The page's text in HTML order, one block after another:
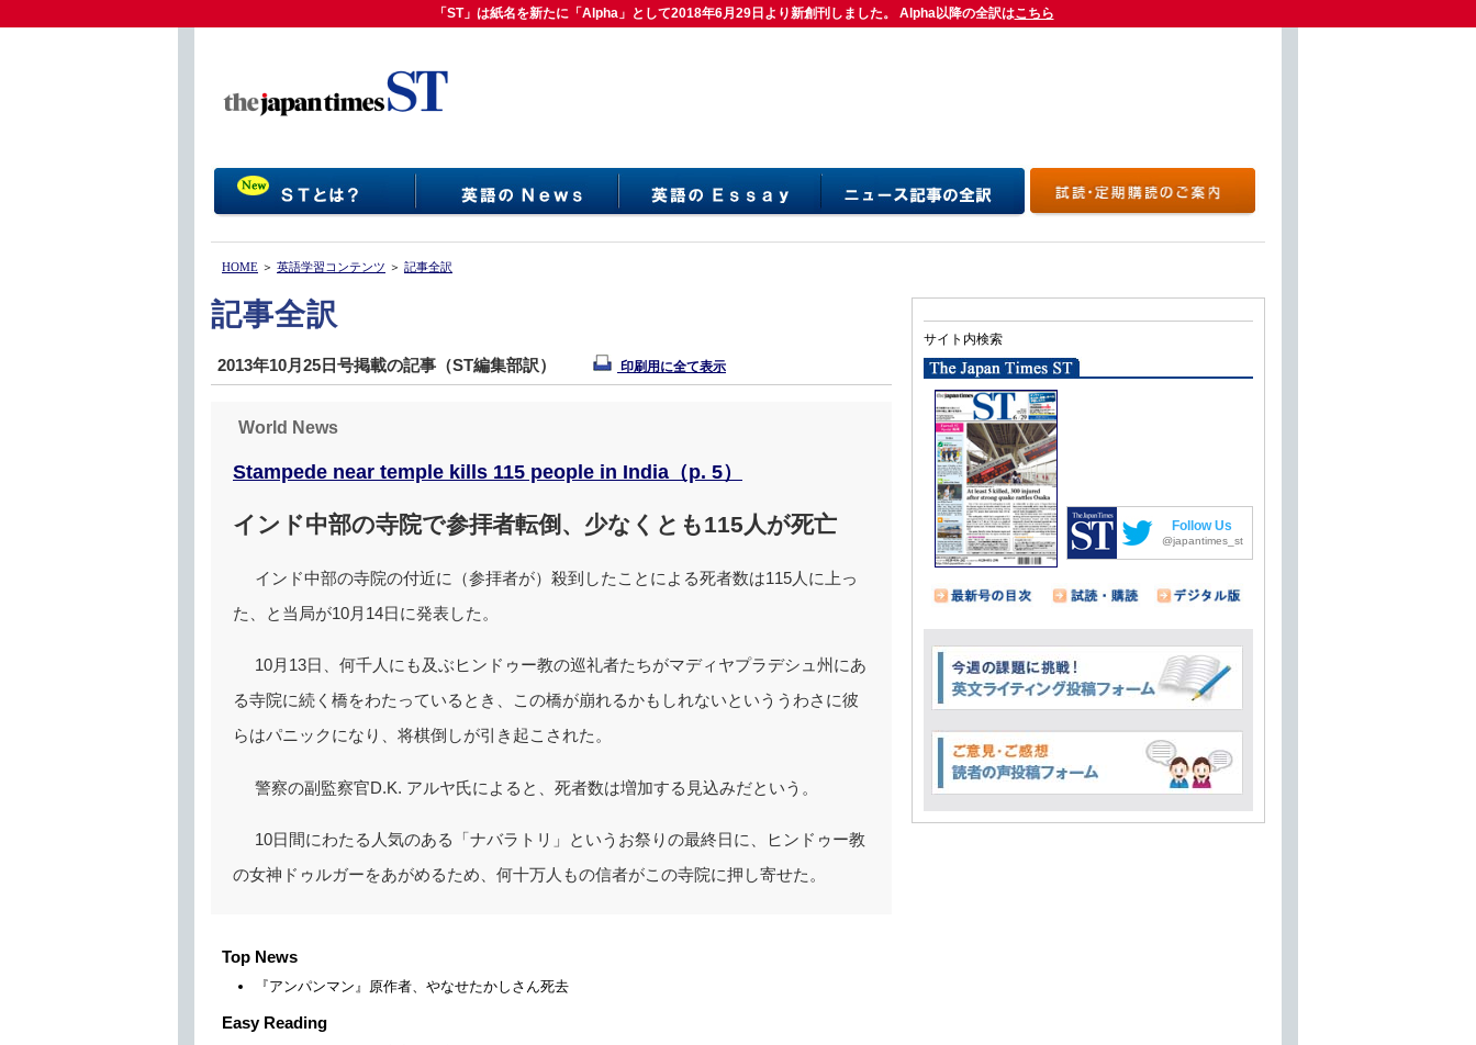
「ST」は紙名を新たに「Alpha」として2018年6月29日より新創刊しました。 Alpha以降の全訳はこちら
「ST」は紙名を新たに「Alpha」として2018年6月29日より新創刊しました。 Alpha以降の全訳はこちら
HOME ＞ 英語学習コンテンツ ＞ 記事全訳
記事全訳
2013年10月25日号掲載の記事（ST編集部訳） 印刷用に全て表示
World News
Stampede near temple kills 115 people in India（p. 5）
インド中部の寺院で参拝者転倒、少なくとも115人が死亡
インド中部の寺院の付近に（参拝者が）殺到したことによる死者数は115人に上っ
た、と当局が10月14日に発表した。
10月13日、何千人にも及ぶヒンドゥー教の巡礼者たちがマディヤプラデシュ州にあ
る寺院に続く橋をわたっているとき、この橋が崩れるかもしれないといううわさに彼
らはパニックになり、将棋倒しが引き起こされた。
警察の副監察官D.K. アルヤ氏によると、死者数は増加する見込みだという。
10日間にわたる人気のある「ナバラトリ」というお祭りの最終日に、ヒンドゥー教
の女神ドゥルガーをあがめるため、何十万人もの信者がこの寺院に押し寄せた。
Top News
『アンパンマン』原作者、やなせたかしさん死去
Easy Reading
サイト内検索
Follow Us
@japantimes_st